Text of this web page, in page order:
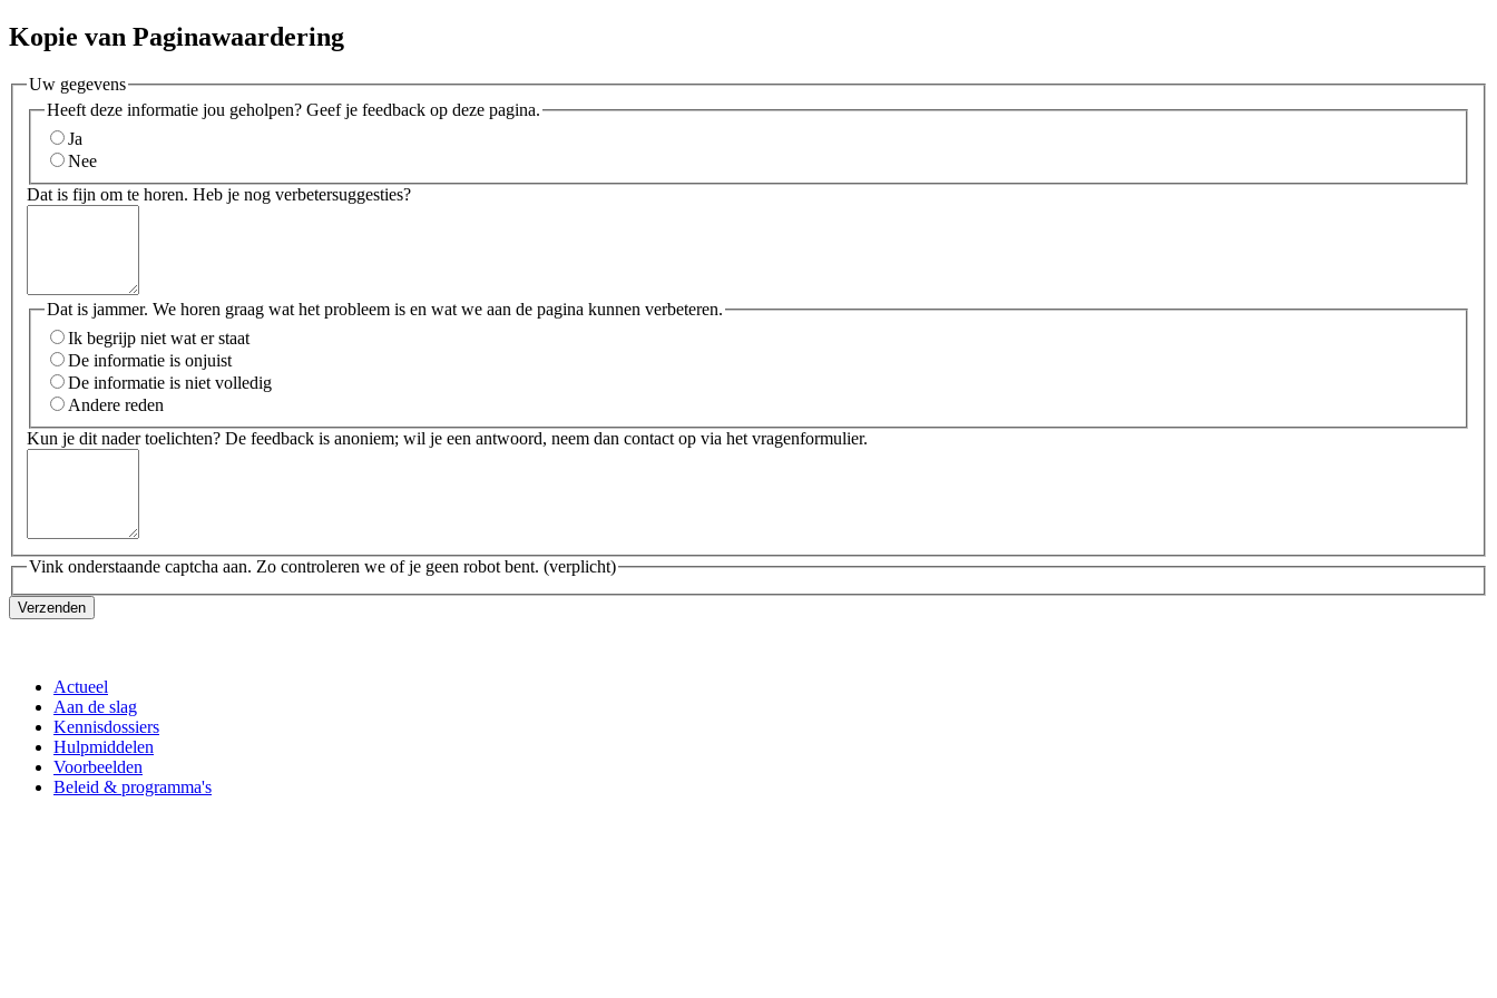
Kopie van Paginawaardering
Uw gegevens
Heeft deze informatie jou geholpen? Geef je feedback op deze pagina.
Ja
Nee
Dat is fijn om te horen. Heb je nog verbetersuggesties?
Dat is jammer. We horen graag wat het probleem is en wat we aan de pagina kunnen verbeteren.
Ik begrijp niet wat er staat
De informatie is onjuist
De informatie is niet volledig
Andere reden
Kun je dit nader toelichten? De feedback is anoniem; wil je een antwoord, neem dan contact op via het vragenformulier.
Vink onderstaande captcha aan. Zo controleren we of je geen robot bent. (verplicht)
Verzenden
Actueel
Aan de slag
Kennisdossiers
Hulpmiddelen
Voorbeelden
Beleid & programma's